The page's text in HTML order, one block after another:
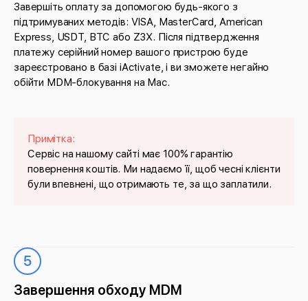
Завершіть оплату за допомогою будь-якого з
підтримуваних методів: VISA, MasterCard, American
Express, USDT, BTC або Z3X. Після підтвердження
платежу серійний номер вашого пристрою буде
зареєстровано в базі iActivate, і ви зможете негайно
обійти MDM-блокування на Mac.
Примітка:
Сервіс на нашому сайті має 100% гарантію
повернення коштів. Ми надаємо її, щоб чесні клієнти
були впевнені, що отримають те, за що заплатили.
5
Завершення обходу MDM